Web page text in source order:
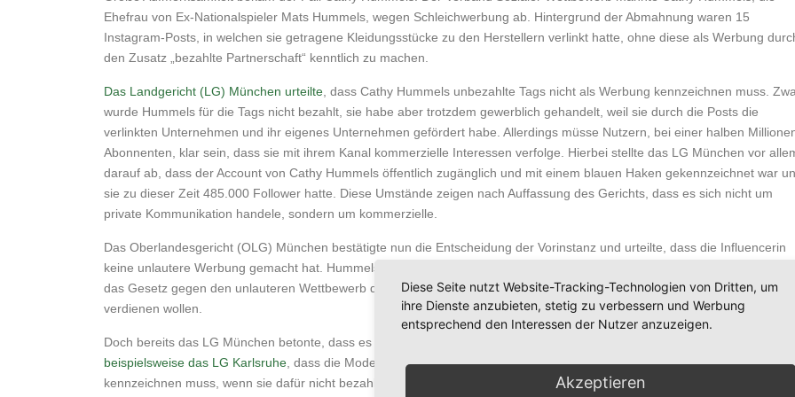
Ehefrau von Ex-Nationalspieler Mats Hummels, wegen Schleichwerbung ab. Hintergrund der Abmahnung waren 15
Instagram-Posts, in welchen sie getragene Kleidungsstücke zu den Herstellern verlinkt hatte, ohne diese als Werbung
den Zusatz „bezahlte Partnerschaft“ kenntlich zu machen.
Das Landgericht (LG) München urteilte , dass Cathy Hummels unbezahlte Tags nicht als Werbung kennzeichnen muss.
wurde Hummels für die Tags nicht bezahlt, sie habe aber trotzdem gewerblich gehandelt, weil sie durch die Posts die
verlinkten Unternehmen und ihr eigenes Unternehmen gefördert habe. Allerdings müsse Nutzern, bei einer halben
Abonnenten, klar sein, dass sie mit ihrem Kanal kommerzielle Interessen verfolge. Hierbei stellte das LG München vor
darauf ab, dass der Account von Cathy Hummels öffentlich zugänglich und mit einem blauen Haken gekennzeichnet war
sie zu dieser Zeit 485.000 Follower hatte. Diese Umstände zeigen nach Auffassung des Gerichts, dass es sich nicht um
private Kommunikation handele, sondern um kommerzielle.
Das Oberlandesgericht (OLG) München bestätigte nun die Entscheidung der Vorinstanz und urteilte, dass die Influencerin
keine unlautere Werbung gemacht hat. Hummels habe mit ihren Posts keine „geschäftliche Handlung“ vorgenommen, wie
das Gesetz gegen den unlauteren Wettbewerb definiert. Einfach ausgedrückt: Sie habe mit den Postings kein Geld
verdienen wollen.
Doch bereits das LG München betonte, dass es sich hierbei um eine Einzelfallentscheidung handelt.
beispielsweise das LG Karlsruhe , dass die Mode- und Fitness-Influencerin Pamela Reif ihre Beiträge auch als Werbung
kennzeichnen muss, wenn sie dafür nicht bezahlt wird. Werbliche Posts sollten daher vorsorglich auch immer als solche
Diese Seite nutzt Website-Tracking-Technologien von Dritten, um
ihre Dienste anzubieten, stetig zu verbessern und Werbung
entsprechend den Interessen der Nutzer anzuzeigen.
Akzeptieren